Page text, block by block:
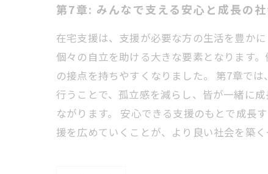
第7章: みんなで支える安心と成長の
在宅支援は、支援が必要な方の生活を豊か
個々の自立を助ける大きな要素となります
の接点を持ちやすくなりました。 第7章で
行うことで、孤立感を減らし、皆が一緒に
ながります。 安心できる支援のもとで成長
援を広めていくことが、より良い社会を築く